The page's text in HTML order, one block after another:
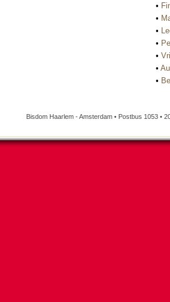
•
•
•
•
•
•
•
Bisdom Haarlem - Amsterdam • Postbus 1053 •